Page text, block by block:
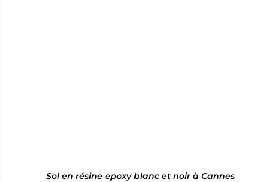
Sol en résine epoxy blanc et noir à Cannes